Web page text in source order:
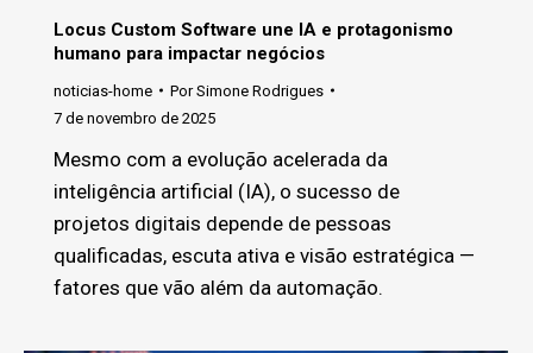
Locus Custom Software une IA e protagonismo
humano para impactar negócios
noticias-home PorSimone Rodrigues
7 de novembro de 2025
Mesmo com a evolução acelerada da
inteligência artificial (IA), o sucesso de
projetos digitais depende de pessoas
qualificadas, escuta ativa e visão estratégica —
fatores que vão além da automação.